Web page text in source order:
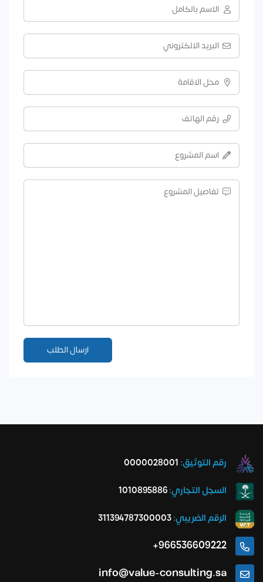
رقم التوثيق: 0000028001
السجل التجاري:1010895886
الرقم الضريبي:311394787300003
966536609222+
info@value-consulting.sa